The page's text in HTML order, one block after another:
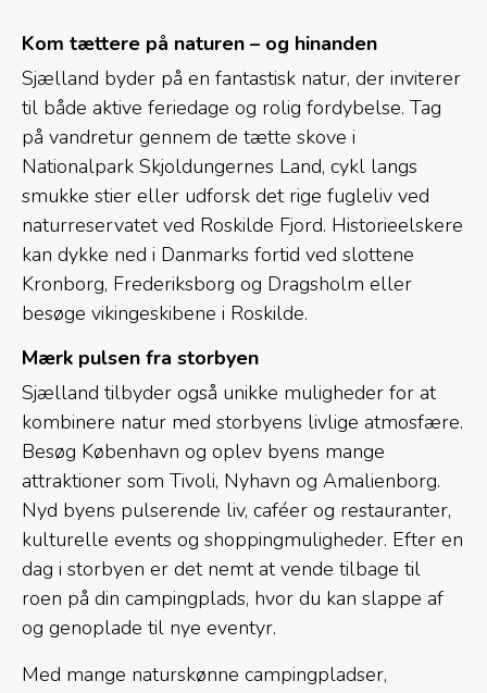
Kom tættere på naturen – og hinanden
Sjælland byder på en fantastisk natur, der inviterer
til både aktive feriedage og rolig fordybelse. Tag
på vandretur gennem de tætte skove i
Nationalpark Skjoldungernes Land, cykl langs
smukke stier eller udforsk det rige fugleliv ved
naturreservatet ved Roskilde Fjord. Historieelskere
kan dykke ned i Danmarks fortid ved slottene
Kronborg, Frederiksborg og Dragsholm eller
besøge vikingeskibene i Roskilde.
Mærk pulsen fra storbyen
Sjælland tilbyder også unikke muligheder for at
kombinere natur med storbyens livlige atmosfære.
Besøg København og oplev byens mange
attraktioner som Tivoli, Nyhavn og Amalienborg.
Nyd byens pulserende liv, caféer og restauranter,
kulturelle events og shoppingmuligheder. Efter en
dag i storbyen er det nemt at vende tilbage til
roen på din campingplads, hvor du kan slappe af
og genoplade til nye eventyr.
Med mange naturskønne campingpladser,